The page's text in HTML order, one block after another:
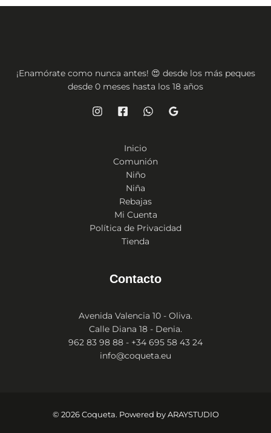
¡Enamórate como nunca antes! 😍 desde los más peques
desde 0 meses hasta los 18 años
Inicio
Comunión
Niño
Niña
Rebajas
Mi Cuenta
Política de Privacidad
Tienda
Contacto
Avenida Valencia 10 - Oliva.
Calle Diana 18 - Denia.
962 83 98 88 - +34 695 58 43 24
info@coqueta.eu
© 2026 Coqueta. Powered byARAYSTUDIO